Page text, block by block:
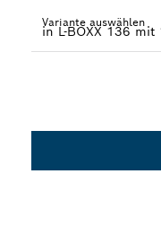
Variante auswählen